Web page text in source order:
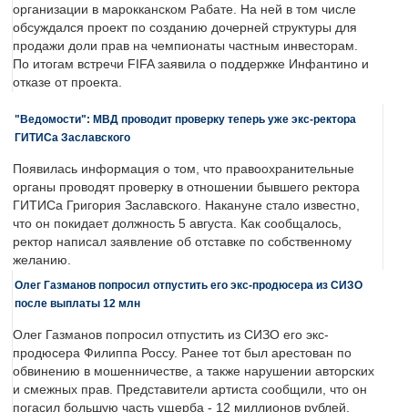
организации в марокканском Рабате. На ней в том числе
обсуждался проект по созданию дочерней структуры для
продажи доли прав на чемпионаты частным инвесторам.
По итогам встречи FIFA заявила о поддержке Инфантино и
отказе от проекта.
"Ведомости": МВД проводит проверку теперь уже экс-ректора
ГИТИСа Заславского
Появилась информация о том, что правоохранительные
органы проводят проверку в отношении бывшего ректора
ГИТИСа Григория Заславского. Накануне стало известно,
что он покидает должность 5 августа. Как сообщалось,
ректор написал заявление об отставке по собственному
желанию.
Олег Газманов попросил отпустить его экс-продюсера из СИЗО
после выплаты 12 млн
Олег Газманов попросил отпустить из СИЗО его экс-
продюсера Филиппа Россу. Ранее тот был арестован по
обвинению в мошенничестве, а также нарушении авторских
и смежных прав. Представители артиста сообщили, что он
погасил большую часть ущерба - 12 миллионов рублей.